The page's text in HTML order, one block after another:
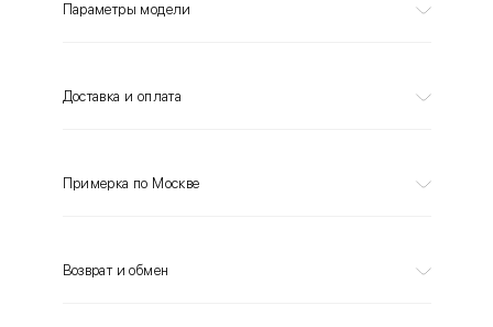
Параметры модели
Доставка и оплата
Примерка по Москве
Возврат и обмен